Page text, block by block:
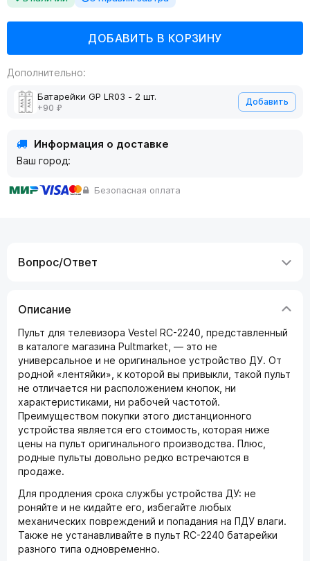
Дополнительно:
Батарейки GP LR03 - 2 шт.
+90 ₽
Добавить
Информация о доставке
Ваш город:
Безопасная оплата
Вопрос/Ответ
Описание
Пульт для телевизора Vestel RC-2240, представленный
в каталоге магазина Pultmarket, — это не
универсальное и не оригинальное устройство ДУ. От
родной «лентяйки», к которой вы привыкли, такой пульт
не отличается ни расположением кнопок, ни
характеристиками, ни рабочей частотой.
Преимуществом покупки этого дистанционного
устройства является его стоимость, которая ниже
цены на пульт оригинального производства. Плюс,
родные пульты довольно редко встречаются в
продаже.
Для продления срока службы устройства ДУ: не
роняйте и не кидайте его, избегайте любых
механических повреждений и попадания на ПДУ влаги.
Также не устанавливайте в пульт RC-2240 батарейки
разного типа одновременно.